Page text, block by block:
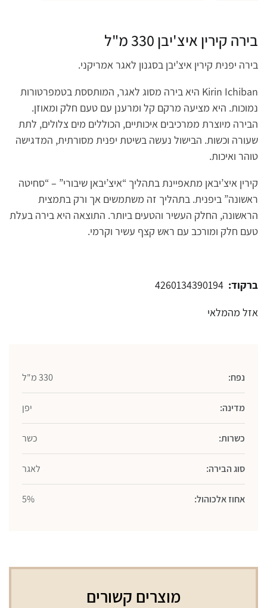
בירה קירין איצ'יבן 330 מ"ל
בירה יפנית קירין איצ'יבן בסגנון לאגר אמריקני.
Kirin Ichiban היא בירה מסוג לאגר, המותססת בטמפרטורות
נמוכות. היא מציעה מרקם קל ומרענן עם טעם חלק ומאוזן.
הבירה מיוצרת ממרכיבים איכותיים, הכוללים מים צלולים, לתת
שעורה וכשות. הבישול נעשה בשיטת יפנית מסורתית, המדגישה
טוהר ואיכות.
קירין איצ’יבאן מתאפיינת בתהליך “איצ’יבאן שיבורי” – “סחיטה
ראשונה” ביפנית. בתהליך זה משתמשים אך ורק בתמצית
הראשונה, החלק העשיר והטעים ביותר. התוצאה היא בירה בעלת
טעם חלק ומורכב עם ראש קצף עשיר וקרמי.
ברקוד:
אזל מהמלאי
נפח: 330 מ"ל
מדינה: יפן
כשרות: כשר
סוג הבירה: לאגר
אחוז אלכוהול: 5%
מוצרים קשורים